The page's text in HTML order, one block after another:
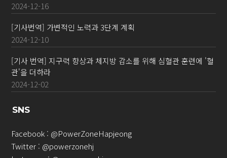
2024-12-16
[기사번역] 가변적인 노력과 3단계 계획
2024-12-10
[기사 번역] 지구력 향상과 체지방 감소를 위해 심혈관 훈련에 '혈
관'을 더하라
2024-12-02
SNS
Facebook : @PowerZoneHapjeong
Twitter : @powerzonehj